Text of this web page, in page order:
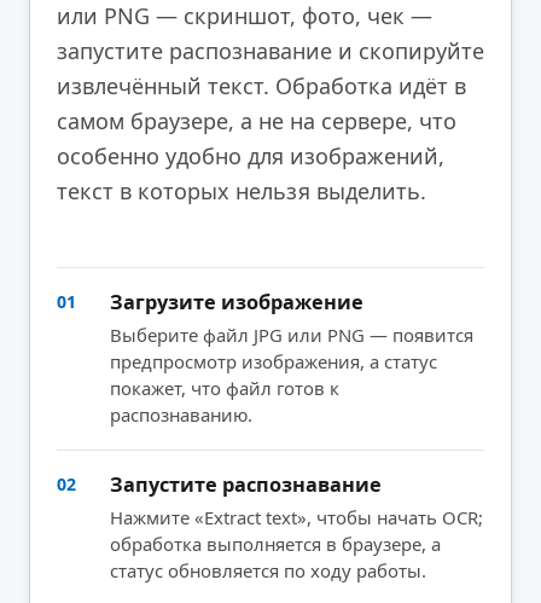
или PNG — скриншот, фото, чек —
запустите распознавание и скопируйте
извлечённый текст. Обработка идёт в
самом браузере, а не на сервере, что
особенно удобно для изображений,
текст в которых нельзя выделить.
01 Загрузите изображение
Выберите файл JPG или PNG — появится
предпросмотр изображения, а статус
покажет, что файл готов к
распознаванию.
02 Запустите распознавание
Нажмите «Extract text», чтобы начать OCR;
обработка выполняется в браузере, а
статус обновляется по ходу работы.